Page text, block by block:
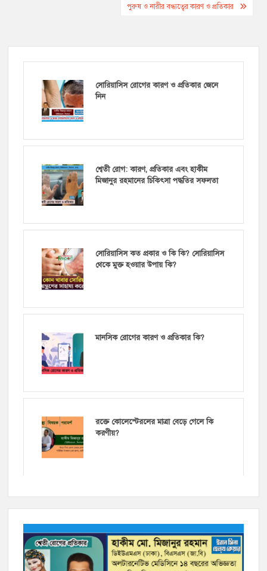
পুরুষ ও নারীর বন্ধ্যত্বের কারণ ও প্রতিকার
সোরিয়াসিস রোগের কারণ ও প্রতিকার জেনে
নিন
শ্বেতী রোগ: কারণ, প্রতিকার এবং হাকীম
মিজানুর রহমানের চিকিৎসা পদ্ধতির সফলতা
সোরিয়াসিস কত প্রকার ও কি কি? সোরিয়াসিস
থেকে মুক্ত হওয়ার উপায় কি?
মানসিক রোগের কারণ ও প্রতিকার কি?
রক্তে কোলেস্টেরলের মাত্রা বেড়ে গেলে কি
করণীয়?